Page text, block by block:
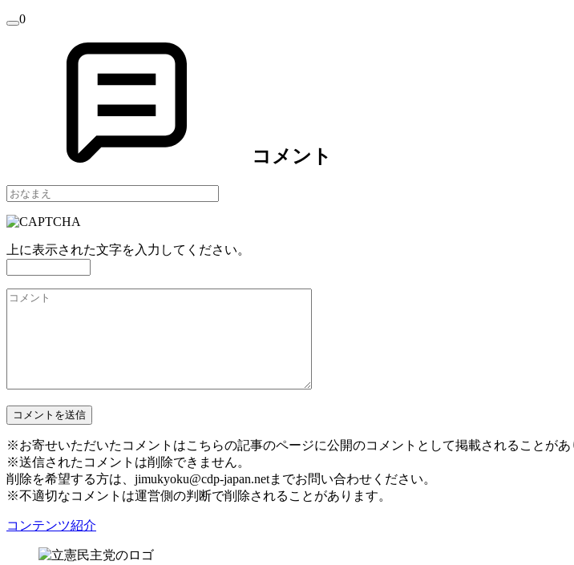
0
コメント
上に表示された文字を入力してください。
※お寄せいただいたコメントはこちらの記事のページに公開のコメントとして掲載されることがあ
※送信されたコメントは削除できません。
削除を希望する方は、jimukyoku@cdp-japan.netまでお問い合わせください。
※不適切なコメントは運営側の判断で削除されることがあります。
コンテンツ紹介